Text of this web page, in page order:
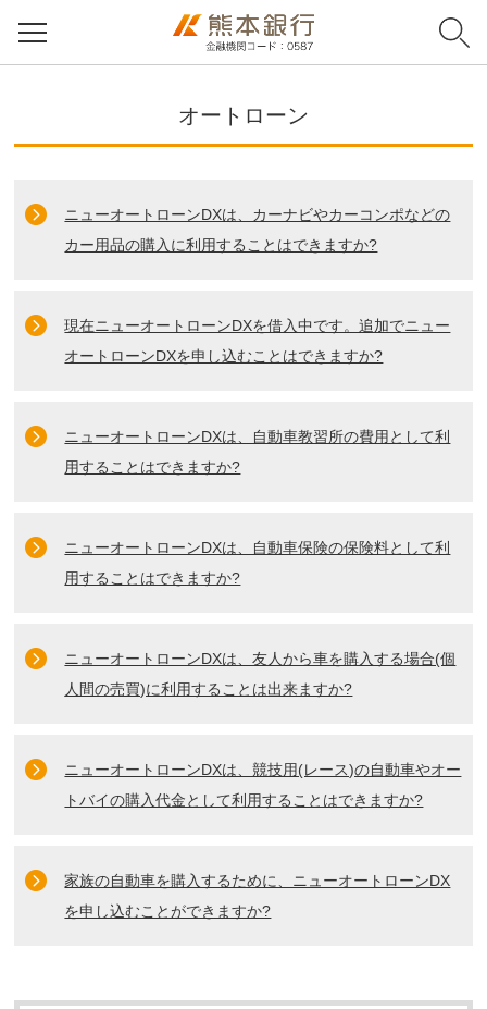
オートローン
ニューオートローンDXは、カーナビやカーコンポなどの
カー用品の購入に利用することはできますか?
現在ニューオートローンDXを借入中です。追加でニュー
オートローンDXを申し込むことはできますか?
ニューオートローンDXは、自動車教習所の費用として利
用することはできますか?
ニューオートローンDXは、自動車保険の保険料として利
用することはできますか?
ニューオートローンDXは、友人から車を購入する場合(個
人間の売買)に利用することは出来ますか?
ニューオートローンDXは、競技用(レース)の自動車やオー
トバイの購入代金として利用することはできますか?
家族の自動車を購入するために、ニューオートローンDX
を申し込むことができますか?